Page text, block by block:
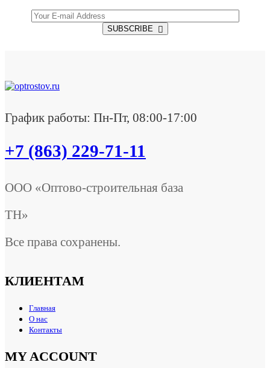
SUBSCRIBE
График работы: Пн-Пт, 08:00-17:00
+7 (863) 229-71-11
ООО «Оптово-строительная база
ТН»
Все права сохранены.
КЛИЕНТАМ
Главная
О нас
Контакты
MY ACCOUNT